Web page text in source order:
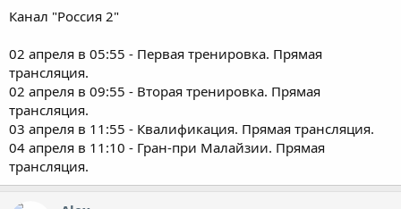
Канал "Россия 2"
02 апреля в 05:55 - Первая тренировка. Прямая
трансляция.
02 апреля в 09:55 - Вторая тренировка. Прямая
трансляция.
03 апреля в 11:55 - Квалификация. Прямая трансляция.
04 апреля в 11:10 - Гран-при Малайзии. Прямая
трансляция.